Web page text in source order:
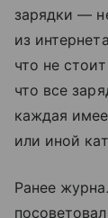
зарядки —
из
что не
что все
каждая
или иной
Ранее